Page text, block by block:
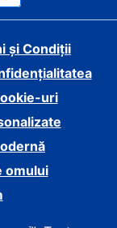
și Condiții
uri
omului